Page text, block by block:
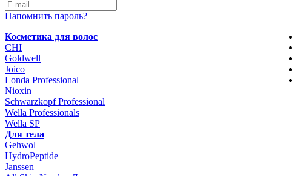
Напомнить пароль?
Косметика для волос
CHI
Goldwell
Joico
Londa Professional
Nioxin
Schwarzkopf Professional
Wella Professionals
Wella SP
Для тела
Gehwol
HydroPeptide
Janssen